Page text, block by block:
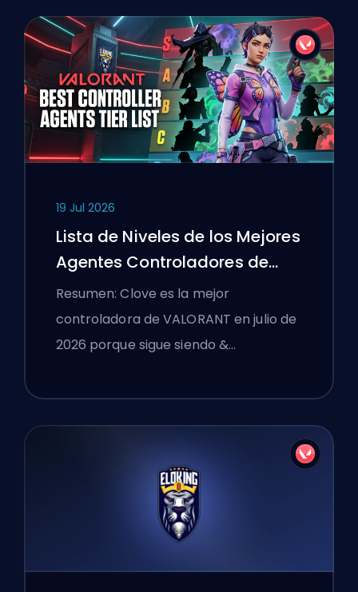
19 Jul 2026
Lista de Niveles de los Mejores
Agentes Controladores de
VALORANT
Resumen: Clove es la mejor
controladora de VALORANT en julio de
2026 porque sigue siendo &…